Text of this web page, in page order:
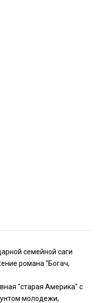
семейной саги
романа "Богач,
"старая Америка" с
молодежи,